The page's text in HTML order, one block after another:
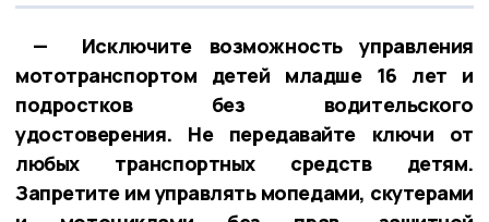
— Исключите возможность управления
мототранспортом детей младше 16 лет и
подростков без водительского
удостоверения. Не передавайте ключи от
любых транспортных средств детям.
Запретите им управлять мопедами, скутерами